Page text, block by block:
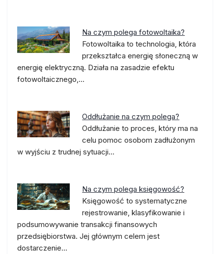
Na czym polega fotowoltaika?
Fotowoltaika to technologia, która
przekształca energię słoneczną w
energię elektryczną. Działa na zasadzie efektu
fotowoltaicznego,…
Oddłużanie na czym polega?
Oddłużanie to proces, który ma na
celu pomoc osobom zadłużonym
w wyjściu z trudnej sytuacji…
Na czym polega księgowość?
Księgowość to systematyczne
rejestrowanie, klasyfikowanie i
podsumowywanie transakcji finansowych
przedsiębiorstwa. Jej głównym celem jest
dostarczenie…